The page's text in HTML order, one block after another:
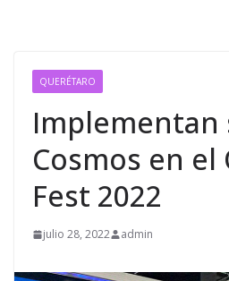
QUERÉTARO
Implementan
Cosmos en el
Fest 2022
julio 28, 2022 admin